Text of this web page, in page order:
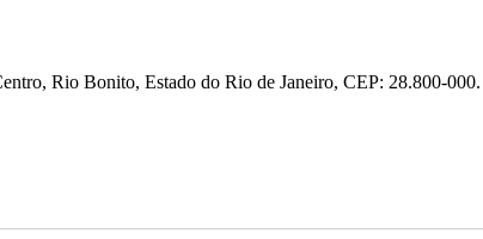
Rio Bonito, Estado do Rio de Janeiro, CEP: 28.800-000.